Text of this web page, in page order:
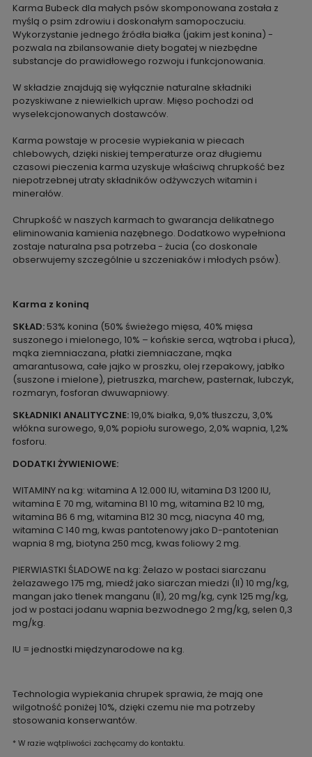
Karma Bubeck dla małych psów skomponowana została z
myślą o psim zdrowiu i doskonałym samopoczuciu.
Wykorzystanie jednego źródła białka (jakim jest konina) -
pozwala na zbilansowanie diety bogatej w niezbędne
substancje do prawidłowego rozwoju i funkcjonowania.
W składzie znajdują się wyłącznie naturalne składniki
pozyskiwane z niewielkich upraw. Mięso pochodzi od
wyselekcjonowanych dostawców.
Karma powstaje w procesie wypiekania w piecach
chlebowych, dzięki niskiej temperaturze oraz długiemu
czasowi pieczenia karma uzyskuje właściwą chrupkość bez
niepotrzebnej utraty składników odżywczych witamin i
minerałów.
Chrupkość w naszych karmach to gwarancja delikatnego
eliminowania kamienia nazębnego. Dodatkowo wypełniona
zostaje naturalna psa potrzeba - żucia (co doskonale
obserwujemy szczególnie u szczeniaków i młodych psów).
Karma z koniną
SKŁAD:53% konina (50% świeżego mięsa, 40% mięsa
suszonego i mielonego, 10% – końskie serca, wątroba i płuca),
mąka ziemniaczana, płatki ziemniaczane, mąka
amarantusowa, całe jajko w proszku, olej rzepakowy, jabłko
(suszone i mielone), pietruszka, marchew, pasternak, lubczyk,
rozmaryn, fosforan dwuwapniowy.
SKŁADNIKI ANALITYCZNE:19,0% białka, 9,0% tłuszczu, 3,0%
włókna surowego, 9,0% popiołu surowego, 2,0% wapnia, 1,2%
fosforu.
DODATKI ŻYWIENIOWE:
WITAMINY na kg: witamina A 12.000 IU, witamina D3 1200 IU,
witamina E 70 mg, witamina B1 10 mg, witamina B2 10 mg,
witamina B6 6 mg, witamina B12 30 mcg, niacyna 40 mg,
witamina C 140 mg, kwas pantotenowy jako D-pantotenian
wapnia 8 mg, biotyna 250 mcg, kwas foliowy 2 mg.
PIERWIASTKI ŚLADOWE na kg: Żelazo w postaci siarczanu
żelazawego 175 mg, miedź jako siarczan miedzi (II) 10 mg/kg,
mangan jako tlenek manganu (II), 20 mg/kg, cynk 125 mg/kg,
jod w postaci jodanu wapnia bezwodnego 2 mg/kg, selen 0,3
mg/kg.
IU = jednostki międzynarodowe na kg.
Technologia wypiekania chrupek sprawia, że mają one
wilgotność poniżej 10%, dzięki czemu nie ma potrzeby
stosowania konserwantów.
* W razie wątpliwości zachęcamy do kontaktu.